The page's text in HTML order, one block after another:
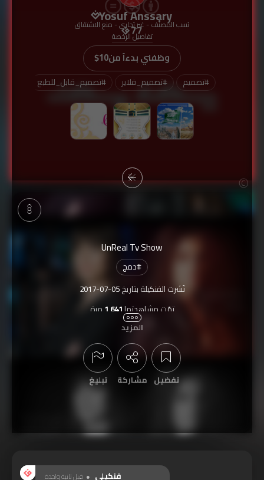
Yosuf Anssary
77
وظفني بدءاً من$10
#تصميم #تصميم_فلاير #تصميم_قابل_للطبع
UnReal Tv Show
#دمج
نُشرت الفنكيلة بتاريخ2017-07-05
تمّت مشاهدتها 1,641 مرة
المزيد
تفضيل مشاركة تبليغ
نَسب المُصنَّف - غير تجاري - منع الاشتقاق
تفاصيل الرخصة
فنكيلي قبل ثانية واحدة